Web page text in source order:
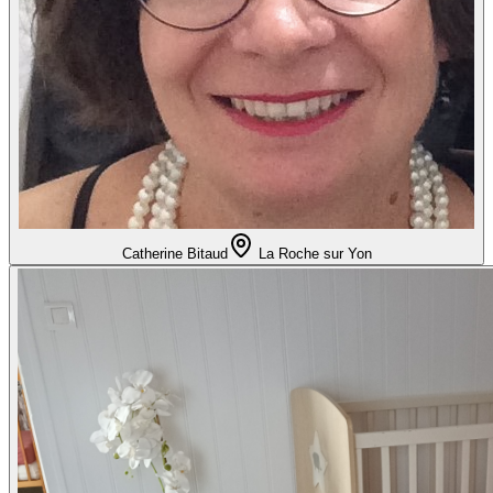
Catherine Bitaud La Roche sur Yon